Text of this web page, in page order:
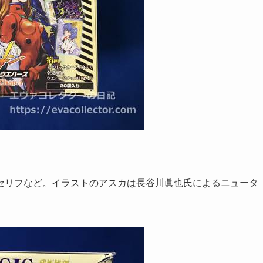
フなど。イラストのアスカは長谷川眞也氏によるニュータ